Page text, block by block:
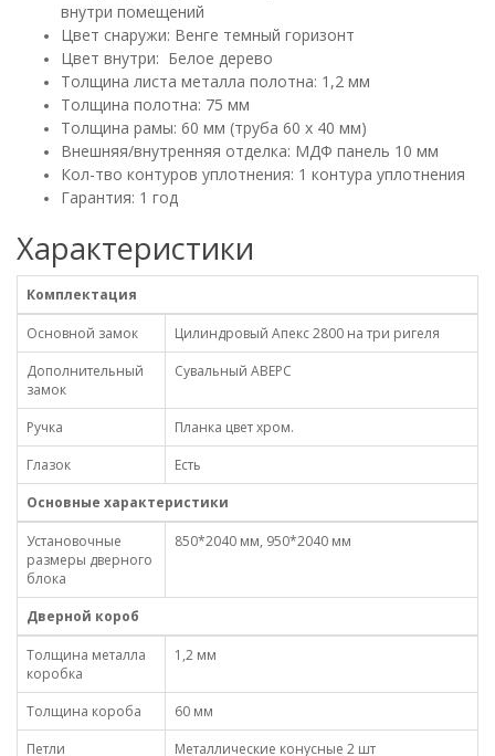
внутри помещений
Цвет снаружи: Венге темный горизонт
Цвет внутри: Белое дерево
Толщина листа металла полотна: 1,2 мм
Толщина полотна: 75 мм
Толщина рамы: 60 мм (труба 60 х 40 мм)
Внешняя/внутренняя отделка: МДФ панель 10 мм
Кол-тво контуров уплотнения: 1 контура уплотнения
Гарантия: 1 год
Характеристики
Комплектация
Основной замок
Цилиндровый Апекс 2800 на три ригеля
Дополнительный
замок
Сувальный АВЕРС
Ручка
Планка цвет хром.
Глазок
Есть
Основные характеристики
Установочные
размеры дверного
блока
850*2040 мм, 950*2040 мм
Дверной короб
Толщина металла
коробка
1,2 мм
Толщина короба
60 мм
Петли
Металлические конусные 2 шт